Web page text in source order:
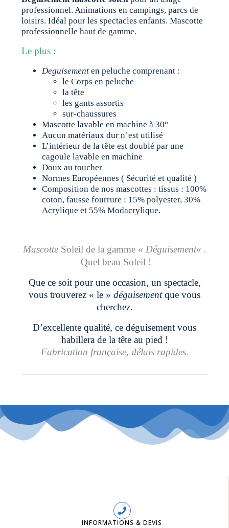
professionnel. Animations en campings, parcs de
loisirs. Idéal pour les spectacles enfants. Mascotte
professionnelle haut de gamme.
Le plus :
Deguisement en peluche comprenant :
le Corps en peluche
la tête
les gants assortis
sur-chaussures
Mascotte lavable en machine à 30°
Aucun matériaux dur n’est utilisé
L’intérieur de la tête est doublé par une
cagoule lavable en machine
Doux au toucher
Normes Européennes ( Sécurité et qualité )
Composition de nos mascottes : tissus : 100%
coton, fausse fourrure : 15% polyester, 30%
Acrylique et 55% Modacrylique.
MascotteSoleil de la gamme « Déguisement« .
Quel beau Soleil !
Que ce soit pour une occasion, un spectacle,
vous trouverez « le » déguisementque vous
cherchez.
D’excellente qualité, ce déguisement vous
habillera de la tête au pied !
Fabrication française, délais rapides.
INFORMATIONS & DEVIS